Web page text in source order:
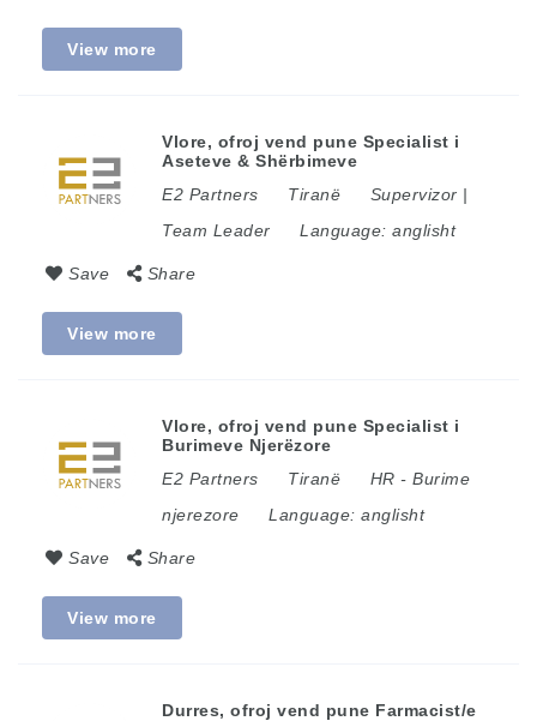
View more
Vlore, ofroj vend pune Specialist i
Aseteve & Shërbimeve
E2 Partners
Tiranë
Supervizor |
Team Leader
Language: anglisht
Save Share
View more
Vlore, ofroj vend pune Specialist i
Burimeve Njerëzore
E2 Partners
Tiranë
HR - Burime
njerezore
Language: anglisht
Save Share
View more
Durres, ofroj vend pune Farmacist/e